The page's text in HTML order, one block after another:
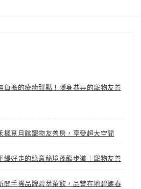
負擔的療癒甜點！隱身巷弄的寵物友善
楓覓月館寵物友善房，享受超大空間
緩好走的綠意秘境孫龍步道｜寵物友善
開手搖品牌碧萃茶飲，品嘗在地碧螺春